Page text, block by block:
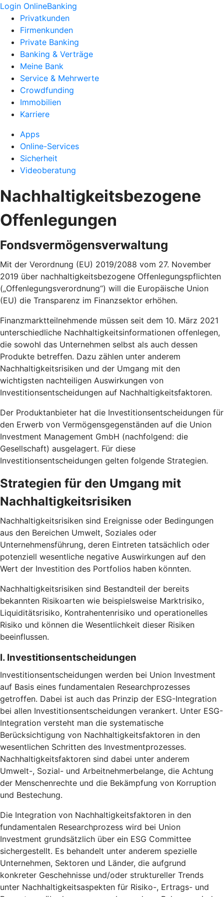
Login OnlineBanking
Privatkunden
Firmenkunden
Private Banking
Banking & Verträge
Meine Bank
Service & Mehrwerte
Crowdfunding
Immobilien
Karriere
Apps
Online-Services
Sicherheit
Videoberatung
Nachhaltigkeitsbezogene
Offenlegungen
Fondsvermögensverwaltung
Mit der Verordnung (EU) 2019/2088 vom 27. November
2019 über nachhaltigkeitsbezogene Offenlegungspflichten
(„Offenlegungsverordnung“) will die Europäische Union
(EU) die Transparenz im Finanzsektor erhöhen.
Finanzmarktteilnehmende müssen seit dem 10. März 2021
unterschiedliche Nachhaltigkeitsinformationen offenlegen,
die sowohl das Unternehmen selbst als auch dessen
Produkte betreffen. Dazu zählen unter anderem
Nachhaltigkeitsrisiken und der Umgang mit den
wichtigsten nachteiligen Auswirkungen von
Investitionsentscheidungen auf Nachhaltigkeitsfaktoren.
Der Produktanbieter hat die Investitionsentscheidungen für
den Erwerb von Vermögensgegenständen auf die Union
Investment Management GmbH (nachfolgend: die
Gesellschaft) ausgelagert. Für diese
Investitionsentscheidungen gelten folgende Strategien.
Strategien für den Umgang mit
Nachhaltigkeitsrisiken
Nachhaltigkeitsrisiken sind Ereignisse oder Bedingungen
aus den Bereichen Umwelt, Soziales oder
Unternehmensführung, deren Eintreten tatsächlich oder
potenziell wesentliche negative Auswirkungen auf den
Wert der Investition des Portfolios haben könnten.
Nachhaltigkeitsrisiken sind Bestandteil der bereits
bekannten Risikoarten wie beispielsweise Marktrisiko,
Liquiditätsrisiko, Kontrahentenrisiko und operationelles
Risiko und können die Wesentlichkeit dieser Risiken
beeinflussen.
I. Investitionsentscheidungen
Investitionsentscheidungen werden bei Union Investment
auf Basis eines fundamentalen Researchprozesses
getroffen. Dabei ist auch das Prinzip der ESG-Integration
bei allen Investitionsentscheidungen verankert. Unter ESG-
Integration versteht man die systematische
Berücksichtigung von Nachhaltigkeitsfaktoren in den
wesentlichen Schritten des Investmentprozesses.
Nachhaltigkeitsfaktoren sind dabei unter anderem
Umwelt-, Sozial- und Arbeitnehmerbelange, die Achtung
der Menschenrechte und die Bekämpfung von Korruption
und Bestechung.
Die Integration von Nachhaltigkeitsfaktoren in den
fundamentalen Researchprozess wird bei Union
Investment grundsätzlich über ein ESG Committee
sichergestellt. Es behandelt unter anderem spezielle
Unternehmen, Sektoren und Länder, die aufgrund
konkreter Geschehnisse und/oder struktureller Trends
unter Nachhaltigkeitsaspekten für Risiko-, Ertrags- und